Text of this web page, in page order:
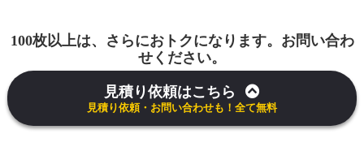
100枚以上は、さらにおトクになります。お問い合わ
せください。
見積り依頼はこちら
見積り依頼・お問い合わせも！全て無料